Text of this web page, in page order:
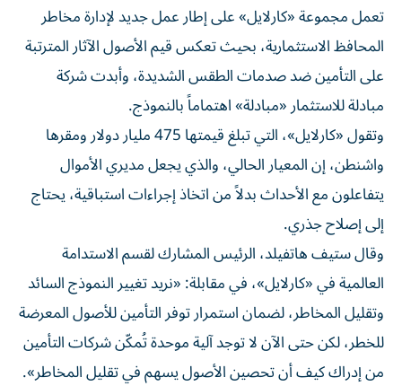
تعمل مجموعة «كارلايل» على إطار عمل جديد لإدارة مخاطر
المحافظ الاستثمارية، بحيث تعكس قيم الأصول الآثار المترتبة
على التأمين ضد صدمات الطقس الشديدة، وأبدت شركة
مبادلة للاستثمار «مبادلة» اهتماماً بالنموذج.
وتقول «كارلايل»، التي تبلغ قيمتها 475 مليار دولار ومقرها
واشنطن، إن المعيار الحالي، والذي يجعل مديري الأموال
يتفاعلون مع الأحداث بدلاً من اتخاذ إجراءات استباقية، يحتاج
إلى إصلاح جذري.
وقال ستيف هاتفيلد، الرئيس المشارك لقسم الاستدامة
العالمية في «كارلايل»، في مقابلة: «نريد تغيير النموذج السائد
وتقليل المخاطر، لضمان استمرار توفر التأمين للأصول المعرضة
للخطر، لكن حتى الآن لا توجد آلية موحدة تُمكّن شركات التأمين
من إدراك كيف أن تحصين الأصول يسهم في تقليل المخاطر».